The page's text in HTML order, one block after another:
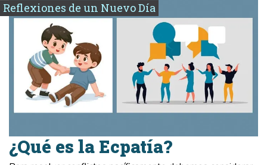
Reflexiones de un Nuevo Día
¿Qué es la Ecpatía?